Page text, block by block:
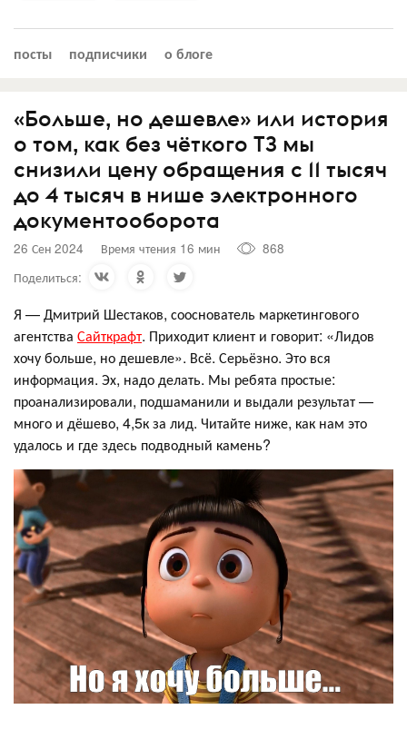
посты подписчики о блоге
«Больше, но дешевле» или история
о том, как без чёткого ТЗ мы
снизили цену обращения с 11 тысяч
до 4 тысяч в нише электронного
документооборота
26 Сен 2024 Время чтения 16 мин
868
Поделиться:
Я — Дмитрий Шестаков, сооснователь маркетингового
агентства Сайткрафт. Приходит клиент и говорит: «Лидов
хочу больше, но дешевле». Всё. Серьёзно. Это вся
информация. Эх, надо делать. Мы ребята простые:
проанализировали, подшаманили и выдали результат —
много и дёшево, 4,5к за лид. Читайте ниже, как нам это
удалось и где здесь подводный камень?